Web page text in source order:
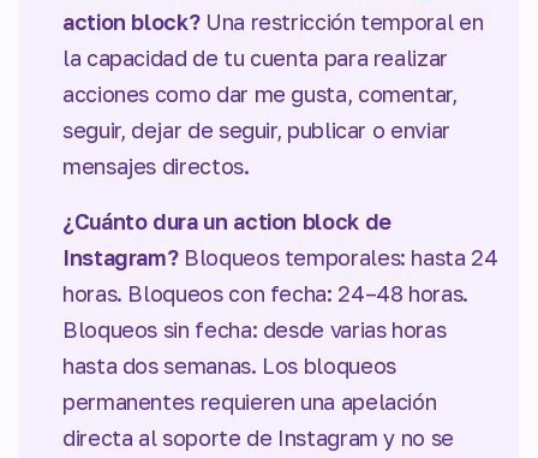
action block?Una restricción temporal en
la capacidad de tu cuenta para realizar
acciones como dar me gusta, comentar,
seguir, dejar de seguir, publicar o enviar
mensajes directos.
¿Cuánto dura un action block de
Instagram?Bloqueos temporales: hasta 24
horas. Bloqueos con fecha: 24–48 horas.
Bloqueos sin fecha: desde varias horas
hasta dos semanas. Los bloqueos
permanentes requieren una apelación
directa al soporte de Instagram y no se